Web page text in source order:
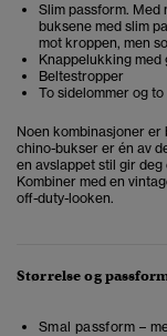
Slim passform. Med
buksene med slim
mot kroppen, men
Knappelukking med
Beltestropper
To sidelommer og
Noen kombinasjoner
chino-bukser er én av
en avslappet stil gir
Kombiner med en
off-duty-looken.
Størrelse og
Smal passform –